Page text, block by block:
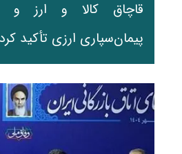
قاچاق کالا و ارز و
پیمان‌سپاری ارزی تأکید